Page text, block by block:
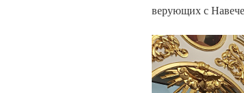
верующих с